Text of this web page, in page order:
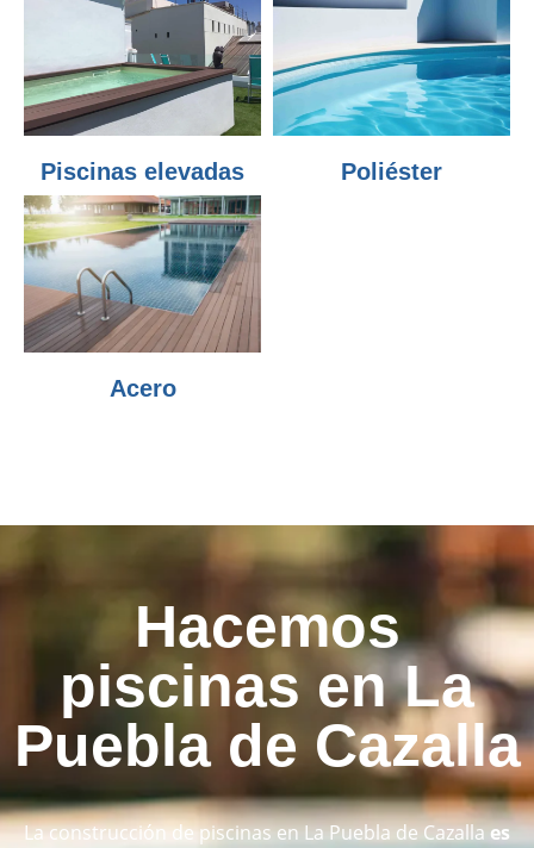
Piscinas elevadas Poliéster
Acero
Hacemos
piscinas en La
Puebla de Cazalla
La construcción de piscinas en La Puebla de Cazallaes